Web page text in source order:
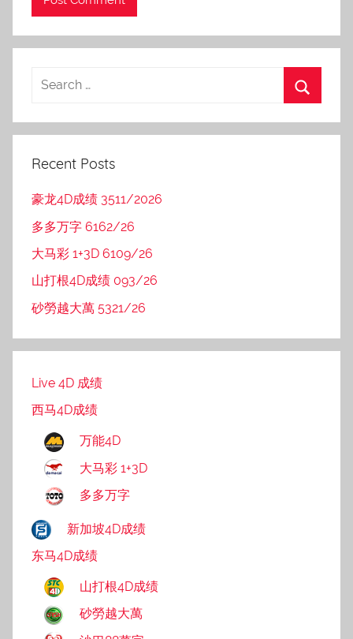
Recent Posts
豪龙4D成绩 3511/2026
多多万字 6162/26
大马彩 1+3D 6109/26
山打根4D成绩 093/26
砂勞越大萬 5321/26
Live 4D 成绩
西马4D成绩
万能4D
大马彩 1+3D
多多万字
新加坡4D成绩
东马4D成绩
山打根4D成绩
砂勞越大萬